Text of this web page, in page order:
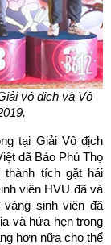
vô địch và Vô
tại Giải Vô địch
dã Báo Phú Thọ
tích gặt hái
viên HVU đã và
sinh viên đã
và hứa hẹn trong
hơn nữa cho thể